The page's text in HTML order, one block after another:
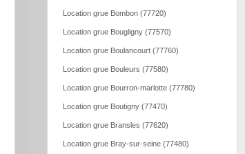
Location grue Bombon (77720)
Location grue Bougligny (77570)
Location grue Boulancourt (77760)
Location grue Bouleurs (77580)
Location grue Bourron-marlotte (77780)
Location grue Boutigny (77470)
Location grue Bransles (77620)
Location grue Bray-sur-seine (77480)